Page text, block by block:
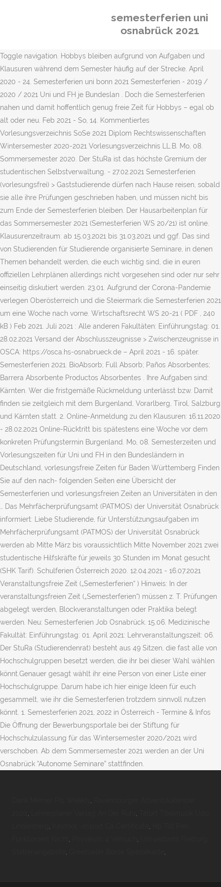
semesterferien uni
osnabrück 2021
Toggle navigation. Hobbys bleiben aufgrund von Aufgaben und
Klausuren während dem Semester häufig auf der Strecke. April
2020 - 24. Semesterferien uni bonn 2021 Semesterferien - 2019 /
2020 / 2021 Uni und FH je Bundeslan . Doch die Semesterferien
nahen und damit hoffentlich genug freie Zeit für Hobbys – egal ob
alt oder neu. Feb 2021 - So, 14. Kommentiertes
Vorlesungsverzeichnis SoSe 2021 Diplom Rechtswissenschaften
Wintersemester 2020-2021 Vorlesungsverzeichnis LL.B. Mo, 08.
Sommersemester 2020. Der StuRa ist das höchste Gremium der
studentischen Selbstverwaltung. - 27.02.2021 Semesterferien
(vorlesungsfrei) > Gaststudierende dürfen nach Hause reisen, sobald
sie alle ihre Prüfungen geschrieben haben, und müssen nicht bis
zum Ende der Semesterferien bleiben. Der Hausarbeitenplan für
das Sommersemester 2021 (Semesterferien WS 20/21) ist online.
Klausurenzeitraum: ab 15.03.2021 bis 31.03.2021 und ggf. Das sind
von Studierenden für Studierende organisierte Seminare, in denen
Themen behandelt werden, die euch wichtig sind, die in euren
offiziellen Lehrplänen allerdings nicht vorgesehen sind oder nur sehr
einseitig diskutiert werden. 23.01. Aufgrund der Corona-Pandemie
verlegen Oberösterreich und die Steiermark die Semesterferien 2021
um eine Woche nach vorne. Wirtschaftsrecht WS 20-21 ( PDF , 240
kB ) Feb 2021. Juli 2021 : Alle anderen Fakultäten: Einführungstag: 01.
28.02.2021 Versand der Abschlusszeugnisse > Zwischenzeugnisse in
OSCA: https://osca.hs-osnabrueck.de – April 2021 - 16. später.
Semesterferien 2021. BioAbsorb; Full Absorb; Paños Absorbentes;
Barrera Absorbente Productos Absorbentes . Ihre Aufgaben sind:
Kärnten. Wer die fristgemäße Rückmeldung unterlässt bzw. Damit
finden sie zeitgleich mit dem Burgenland, Vorarlberg, Tirol, Salzburg
und Kärnten statt. 2. Online-Anmeldung zu den Klausuren: 16.11.2020
- 28.02.2021 Online-Rücktritt bis spätestens eine Woche vor dem
konkreten Prüfungstermin Burgenland. Mo, 08. Semesterzeiten und
Vorlesungszeiten für Uni und FH in den Bundesländern in
Deutschland, vorlesungsfreie Zeiten für Baden Württemberg Finden
Sie auf den nach- folgenden Seiten eine Übersicht der
Semesterferien und vorlesungsfreien Zeiten an Universitäten in den
… Das Mehrfächerprüfungsamt (PATMOS) der Universität Osnabrück
informiert: Liebe Studierende, für Unterstützungsaufgaben im
Mehrfächerprüfungsamt (PATMOS) der Universität Osnabrück
werden ab Mitte März bis voraussichtlich Mitte November 2021 zwei
studentische Hilfskräfte für jeweils 30 Stunden im Monat gesucht
(SHK Tarif). Schulferien Österreich 2020. 12.04.2021 - 16.07.2021
Veranstaltungsfreie Zeit („Semesterferien“ ) Hinweis: In der
veranstaltungsfreien Zeit („Semesterferien“) müssen z. T. Prüfungen
abgelegt werden, Blockveranstaltungen oder Praktika belegt
werden. Neu: Semesterferien Job Osnabrück. 15.06. Medizinische
Fakultät: Einführungstag: 01. April 2021: Lehrveranstaltungszeit: 06.
Der StuRa (Studierendenrat) besteht aus 49 Sitzen, die fast alle von
Hochschulgruppen besetzt werden, die ihr bei dieser Wahl wählen
könnt.Genauer gesagt wählt ihr eine Person von einer Liste einer
Hochschulgruppe. Darum habe ich hier einige Ideen für euch
gesammelt, wie ihr die Semesterferien trotzdem sinnvoll nutzen
könnt. 1. Semesterferien 2021, 2022 in Österreich - Termine & Infos
Die Öffnung der Bewerbungsportale bei der Stiftung für
Hochschulzulassung für das Wintersemester 2020/2021 wird
verschoben. Ab dem Sommersemester 2021 werden an der Uni
Osnabrück “Autonome Seminare” stattfinden.